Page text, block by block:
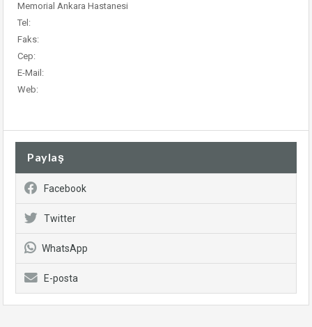
Memorial Ankara Hastanesi
Tel:
Faks:
Cep:
E-Mail:
Web:
Paylaş
Facebook
Twitter
WhatsApp
E-posta